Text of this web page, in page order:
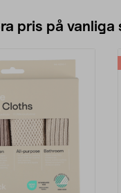
pris på vanliga